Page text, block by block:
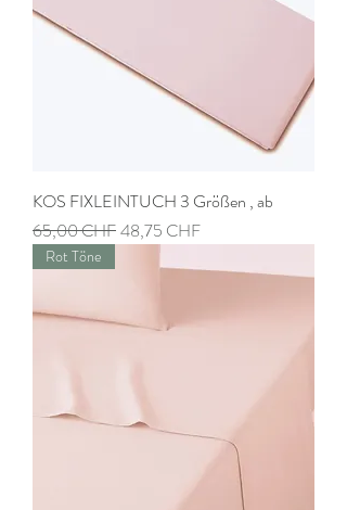
KOS FIXLEINTUCH 3 Größen , ab
Prix original
65,00 CHFPrix promotionnel
48,75 CHF
Rot Töne